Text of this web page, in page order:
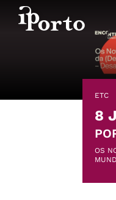
Saltar para o conteúdo
ETC
8
OS